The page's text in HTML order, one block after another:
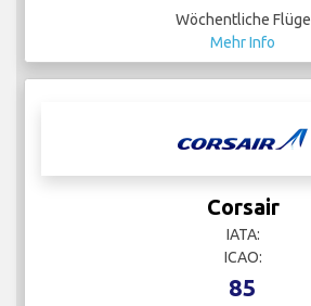
Wöchentliche Flüge
Mehr Info
Corsair
IATA:
ICAO:
85